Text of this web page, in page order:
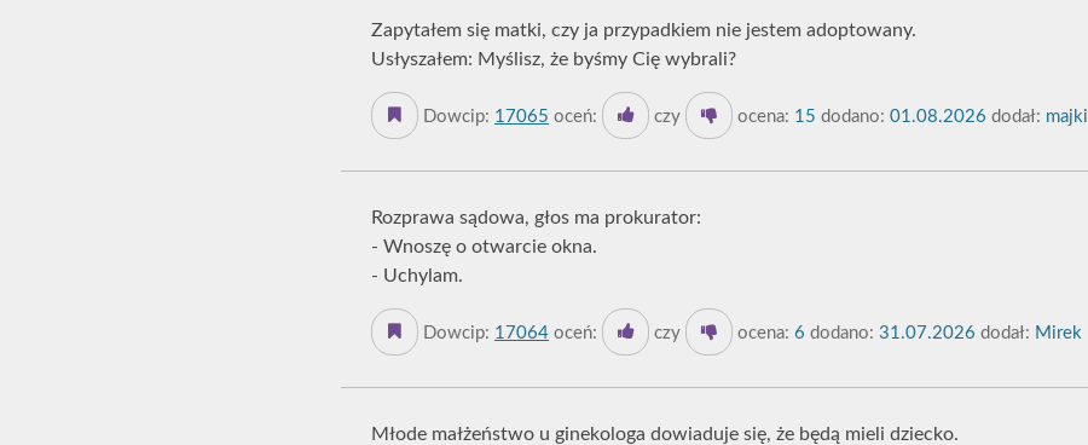
Zapytałem się matki, czy ja przypadkiem nie jestem adoptowany.
Usłyszałem: Myślisz, że byśmy Cię wybrali?
Dowcip: 17065 oceń: czy ocena: 15 dodano: 01.08.2026 dodał: majki
Rozprawa sądowa, głos ma prokurator:
- Wnoszę o otwarcie okna.
- Uchylam.
Dowcip: 17064 oceń: czy ocena: 6 dodano: 31.07.2026 dodał: Mirek
Młode małżeństwo u ginekologa dowiaduje się, że będą mieli dziecko.